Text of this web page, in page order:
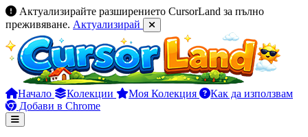
Актуализирайте разширението CursorLand за пълно
преживяване. Актуализирай
Начало Колекции Моя Колекция
Как да използвам
Добави в Chrome